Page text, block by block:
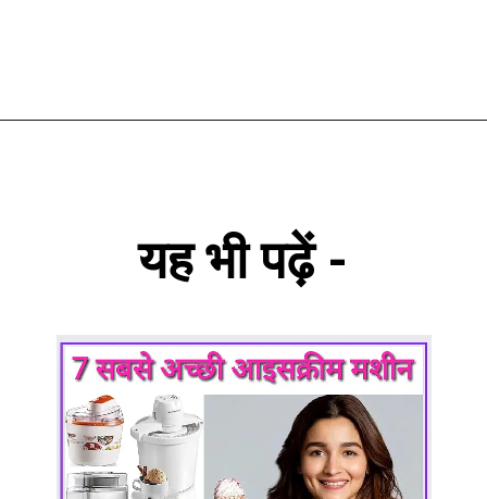
यह भी पढ़ें -